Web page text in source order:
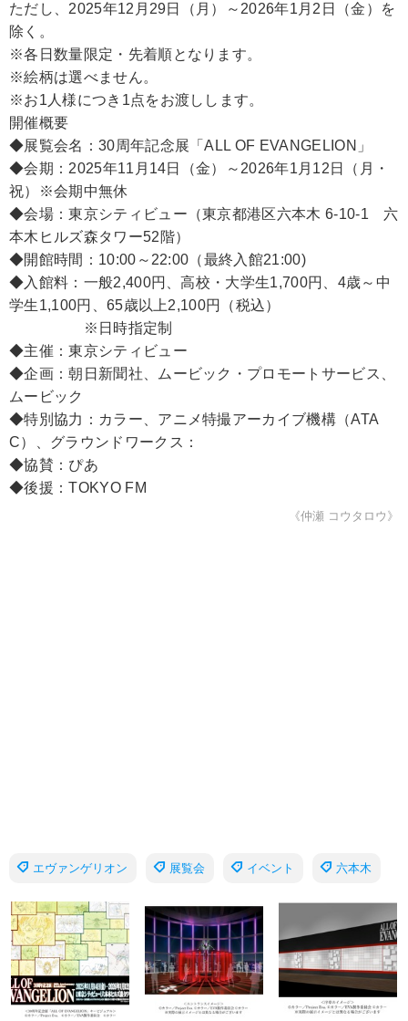
ただし、2025年12月29日（月）～2026年1月2日（金）を
除く。
※各日数量限定・先着順となります。
※絵柄は選べません。
※お1人様につき1点をお渡しします。
開催概要
◆展覧会名：30周年記念展「ALL OF EVANGELION」
◆会期：2025年11月14日（金）～2026年1月12日（月・
祝）※会期中無休
◆会場：東京シティビュー（東京都港区六本木 6-10-1 六
本木ヒルズ森タワー52階）
◆開館時間：10:00～22:00（最終入館21:00)
◆入館料：一般2,400円、高校・大学生1,700円、4歳～中
学生1,100円、65歳以上2,100円（税込）
※日時指定制
◆主催：東京シティビュー
◆企画：朝日新聞社、ムービック・プロモートサービス、
ムービック
◆特別協力：カラー、アニメ特撮アーカイブ機構（ATA
C）、グラウンドワークス：
◆協賛：ぴあ
◆後援：TOKYO FM
《仲瀬 コウタロウ》
エヴァンゲリオン 展覧会 イベント 六本木